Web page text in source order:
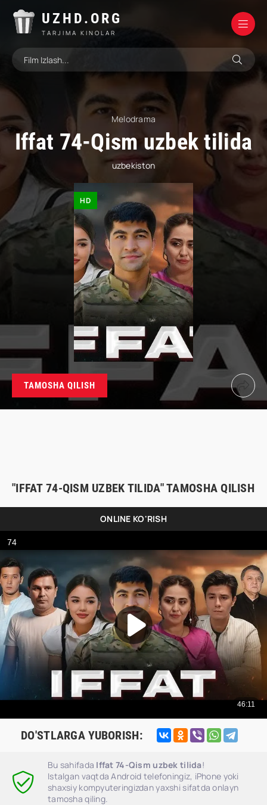
UZHD.ORG
TARJIMA KINOLAR
Melodrama
Iffat 74-Qism uzbek tilida
uzbekiston
HD
TAMOSHA QILISH
"IFFAT 74-QISM UZBEK TILIDA" TAMOSHA QILISH
ONLINE KO'RISH
DO'STLARGA YUBORISH:
Bu sahifada Iffat 74-Qism uzbek tilida!
Istalgan vaqtda Android telefoningiz, iPhone yoki
shaxsiy kompyuteringizdan yaxshi sifatda onlayn
tamosha qiling.